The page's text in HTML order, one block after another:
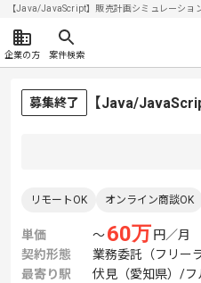
【Java/JavaScript】販売計画シミュレーシ
企業の方 案件検索
募集終了 【Java/
リモートOK オンライン商談OK
単価 〜60万 円／月
契約形態
業務委託（フリー
最寄り駅
伏見（愛知県）/フ